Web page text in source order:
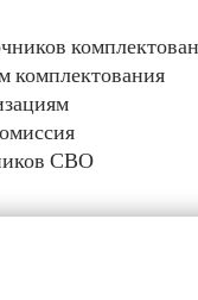
комплектования
СВО